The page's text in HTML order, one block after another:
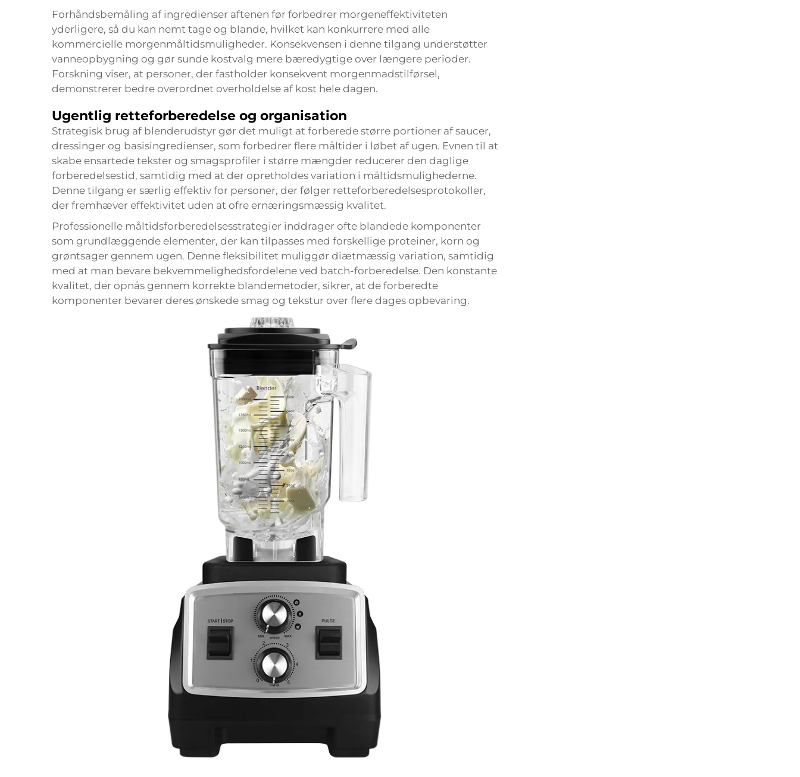
Forhåndsbemåling af ingredienser aftenen før forbedrer morgeneffektiviteten
yderligere, så du kan nemt tage og blande, hvilket kan konkurrere med alle
kommercielle morgenmåltidsmuligheder. Konsekvensen i denne tilgang understøtter
vanneopbygning og gør sunde kostvalg mere bæredygtige over længere perioder.
Forskning viser, at personer, der fastholder konsekvent morgenmadstilførsel,
demonstrerer bedre overordnet overholdelse af kost hele dagen.
Ugentlig retteforberedelse og organisation
Strategisk brug af blenderudstyr gør det muligt at forberede større portioner af saucer,
dressinger og basisingredienser, som forbedrer flere måltider i løbet af ugen. Evnen til at
skabe ensartede tekster og smagsprofiler i større mængder reducerer den daglige
forberedelsestid, samtidig med at der opretholdes variation i måltidsmulighederne.
Denne tilgang er særlig effektiv for personer, der følger retteforberedelsesprotokoller,
der fremhæver effektivitet uden at ofre ernæringsmæssig kvalitet.
Professionelle måltidsforberedelsesstrategier inddrager ofte blandede komponenter
som grundlæggende elementer, der kan tilpasses med forskellige proteiner, korn og
grøntsager gennem ugen. Denne fleksibilitet muliggør diætmæssig variation, samtidig
med at man bevare bekvemmelighedsfordelene ved batch-forberedelse. Den konstante
kvalitet, der opnås gennem korrekte blandemetoder, sikrer, at de forberedte
komponenter bevarer deres ønskede smag og tekstur over flere dages opbevaring.